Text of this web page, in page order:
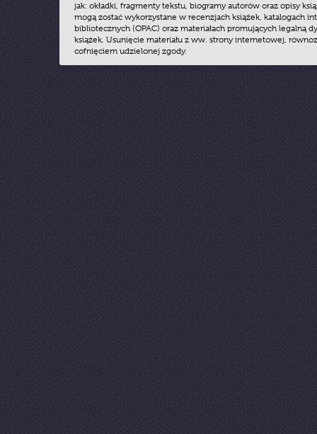
jak: okładki, fragmenty tekstu, biogramy autorów oraz opisy
mogą zostać wykorzystane w recenzjach książek, katalogach
bibliotecznych (OPAC) oraz materiałach promujących legalną
książek. Usunięcie materiału z ww. strony internetowej,
cofnięciem udzielonej zgody.